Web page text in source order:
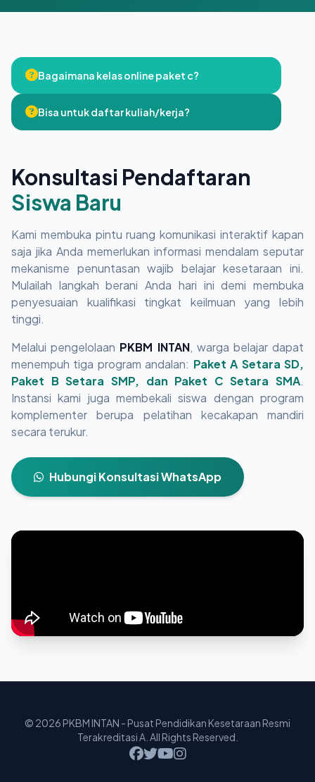
Bagaimana kelas online paket c?
Bisa untuk daftar kuliah/kerja?
Konsultasi Pendaftaran
Siswa Baru
Kami membuka pintu ruang komunikasi interaktif kapan
saja jika Anda memerlukan informasi mendalam seputar
mekanisme penuntasan wajib belajar kesetaraan ini.
Mulailah langkah berani Anda hari ini demi membuka
penyesuaian kualifikasi tingkat keilmuan yang lebih
tinggi.
Melalui pengelolaan PKBM INTAN, warga belajar dapat
menempuh tiga program andalan: Paket A Setara SD,
Paket B Setara SMP, dan Paket C Setara SMA.
Instansi kami juga membekali siswa dengan program
komplementer berupa pelatihan kecakapan mandiri
secara terukur.
Hubungi Konsultasi WhatsApp
© 2026 PKBM INTAN - Pusat Pendidikan Kesetaraan Resmi
Terakreditasi A. All Rights Reserved.